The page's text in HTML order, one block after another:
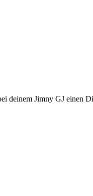
deinem Jimny GJ einen